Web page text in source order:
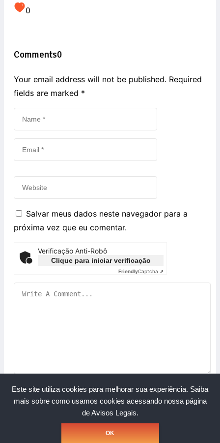
Este site utiliza cookies para melhorar sua experiência. Saiba
mais sobre como usamos cookies acessando nossa página
de Avisos Legais.
OK
0
Comments0
Your email address will not be published. Required
fields are marked *
Salvar meus dados neste navegador para a
próxima vez que eu comentar.
Verificação Anti-Robô
Clique para iniciar verificação
FriendlyCaptcha ⇗